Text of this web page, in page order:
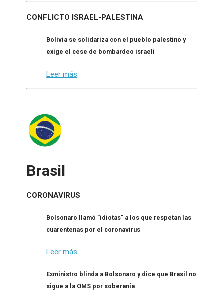
CONFLICTO ISRAEL-PALESTINA
Bolivia se solidariza con el pueblo palestino y
exige el cese de bombardeo israelí
Leer más
Brasil
CORONAVIRUS
Bolsonaro llamó "idiotas" a los que respetan las
cuarentenas por el coronavirus
Leer más
Exministro blinda a Bolsonaro y dice que Brasil no
sigue a la OMS por soberanía